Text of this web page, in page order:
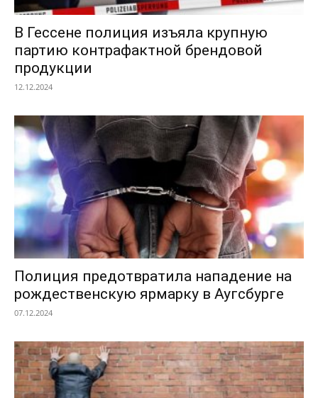
В Гессене полиция изъяла крупную
партию контрафактной брендовой
продукции
12.12.2024
Полиция предотвратила нападение на
рождественскую ярмарку в Аугсбурге
07.12.2024